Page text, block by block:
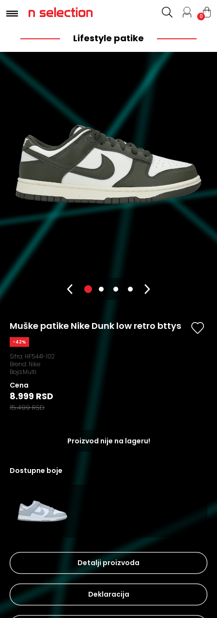
0
Lifestyle patike
Muške patike Nike Dunk low retro bttys
-42%
Šifra: HF5441-102
Brend: Nike
Boja:Multi
Cena
8.999 RSD
15.499 RSD
Proizvod nije na lageru!
dostupne boje
Detalji proizvoda
Deklaracija